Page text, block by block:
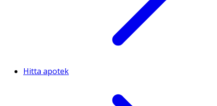
Hitta apotek